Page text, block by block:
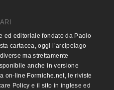
ed editoriale fondato da Paolo
cartacea, oggi l’arcipelago
ma strettamente
anche in versione
on-line Formiche.net, le riviste
Policy e il sito in inglese ed